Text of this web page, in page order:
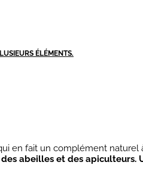
ÉLÉMENTS.
en fait un complément naturel
abeilles et des apiculteurs.